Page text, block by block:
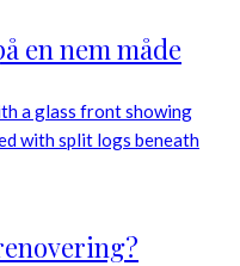
en nem måde